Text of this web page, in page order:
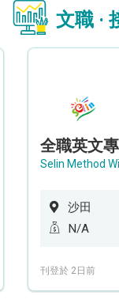
文職 ·
全職英文
Selin Method
沙田
N/A
刊登於 2日前